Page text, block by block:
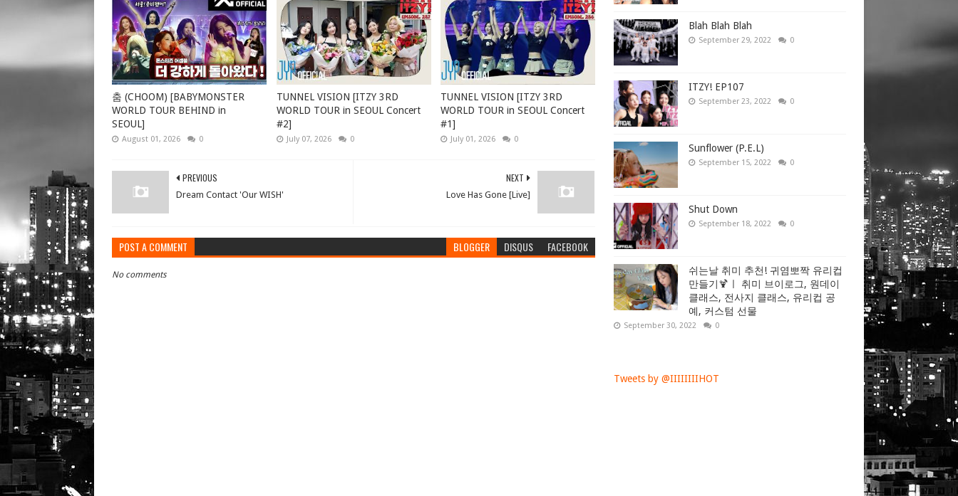
춤 (CHOOM) [BABYMONSTER
WORLD TOUR BEHIND in
SEOUL]
August 01, 2026 0
TUNNEL VISION [ITZY 3RD
WORLD TOUR in SEOUL Concert
#2]
July 07, 2026 0
TUNNEL VISION [ITZY 3RD
WORLD TOUR in SEOUL Concert
#1]
July 01, 2026 0
NEXT
Love Has Gone [Live]
PREVIOUS
Dream Contact 'Our WISH'
POST A COMMENT BLOGGER DISQUS FACEBOOK
No comments
Blah Blah Blah
September 29, 2022 0
ITZY! EP107
September 23, 2022 0
Sunflower (P.E.L)
September 15, 2022 0
Shut Down
September 18, 2022 0
쉬는날 취미 추천! 귀염뽀짝 유리컵
만들기🍹ㅣ 취미 브이로그, 원데이
클래스, 전사지 클래스, 유리컵 공
예, 커스텀 선물
September 30, 2022 0
Tweets by @IIIIIIIIHOT